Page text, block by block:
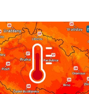
středa 5. srpna 2026
teploty přinese až